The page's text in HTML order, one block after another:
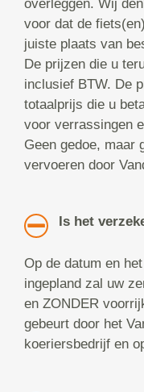
overleggen. Wij
voor dat de
juiste plaats van
De prijzen die u
inclusief BTW. De
totaalprijs die u
voor verrassingen
Geen gedoe, maar
vervoeren door
Is het
Op de datum en
ingepland zal uw
en ZONDER
gebeurt door het
koeriersbedrijf en